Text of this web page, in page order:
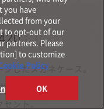
したメガネケース。
インと
セント。
you have
from your
to opt-out of our
partners. Please
to customize
Policy
OK